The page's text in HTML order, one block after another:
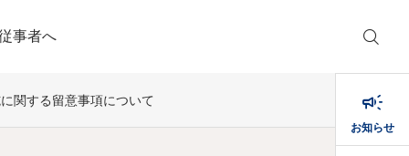
事者へ

お知らせ
関する留意事項について